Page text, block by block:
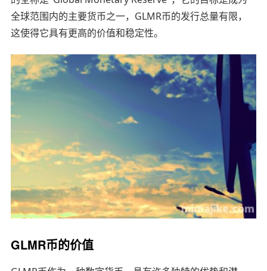
全球范围内的主要货币之一，GLMR币的发行总量有限，
这使得它具有更高的价值和稳定性。
GLMR币的价值